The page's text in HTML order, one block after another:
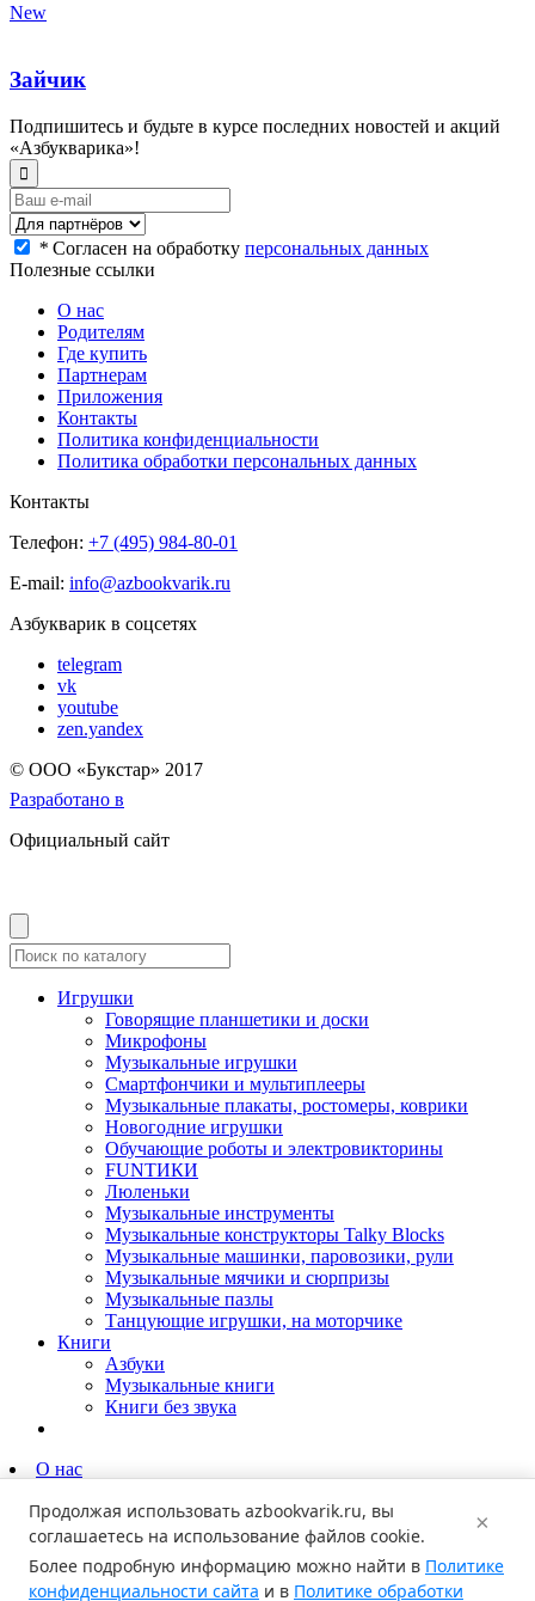
New
Зайчик
Подпишитесь и будьте в курсе последних новостей и акций
«Азбукварика»!
* Согласен на обработку персональных данных
Полезные ссылки
О нас
Родителям
Где купить
Партнерам
Приложения
Контакты
Политика конфиденциальности
Политика обработки персональных данных
Контакты
Телефон: +7 (495) 984-80-01
E-mail: info@azbookvarik.ru
Азбукварик в соцсетях
telegram
vk
youtube
zen.yandex
© OOO «Букстар» 2017
Разработано в
Официальный сайт
Игрушки
Говорящие планшетики и доски
Микрофоны
Музыкальные игрушки
Смартфончики и мультиплееры
Музыкальные плакаты, ростомеры, коврики
Новогодние игрушки
Обучающие роботы и электровикторины
FUNТИКИ
Люленьки
Музыкальные инструменты
Музыкальные конструкторы Talky Blocks
Музыкальные машинки, паровозики, рули
Музыкальные мячики и сюрпризы
Музыкальные пазлы
Танцующие игрушки, на моторчике
Книги
Азбуки
Музыкальные книги
Книги без звука
О нас
Родителям
Новости
Контакты
×
Продолжая использовать azbookvarik.ru, вы
соглашаетесь на использование файлов cookie.
Более подробную информацию можно найти в Политике
конфиденциальности сайта и в Политике обработки